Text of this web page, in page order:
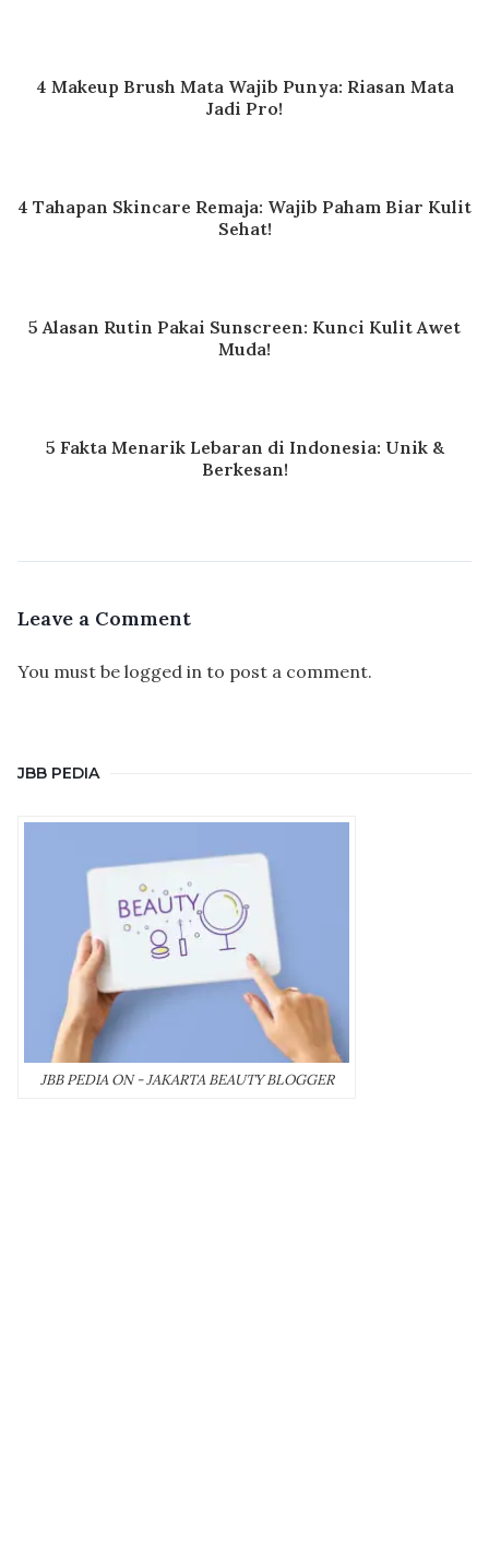
4 Makeup Brush Mata Wajib Punya: Riasan Mata
Jadi Pro!
4 Tahapan Skincare Remaja: Wajib Paham Biar Kulit
Sehat!
5 Alasan Rutin Pakai Sunscreen: Kunci Kulit Awet
Muda!
5 Fakta Menarik Lebaran di Indonesia: Unik &
Berkesan!
Leave a Comment
You must be logged in to post a comment.
JBB PEDIA
JBB PEDIA ON - JAKARTA BEAUTY BLOGGER